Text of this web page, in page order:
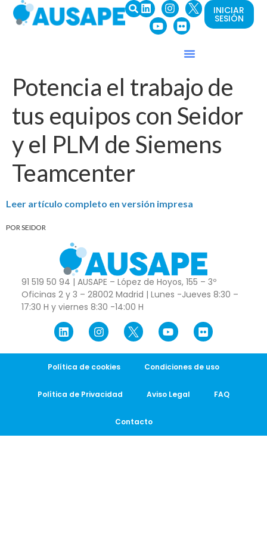
INICIAR
SESIÓN
Potencia el trabajo de
tus equipos con Seidor
y el PLM de Siemens
Teamcenter
Leer artículo completo en versión impresa
POR SEIDOR
91 519 50 94 | AUSAPE – López de Hoyos, 155 – 3º
Oficinas 2 y 3 – 28002 Madrid | Lunes -Jueves 8:30 –
17:30 H y viernes 8:30 -14:00 H
Política de cookies Condiciones de uso
Política de Privacidad Aviso Legal FAQ
Contacto